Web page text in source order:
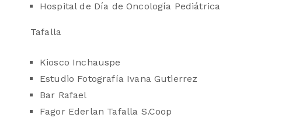
Hospital de Día de Oncología Pediátrica
Tafalla
Kiosco Inchauspe
Estudio Fotografía Ivana Gutierrez
Bar Rafael
Fagor Ederlan Tafalla S.Coop